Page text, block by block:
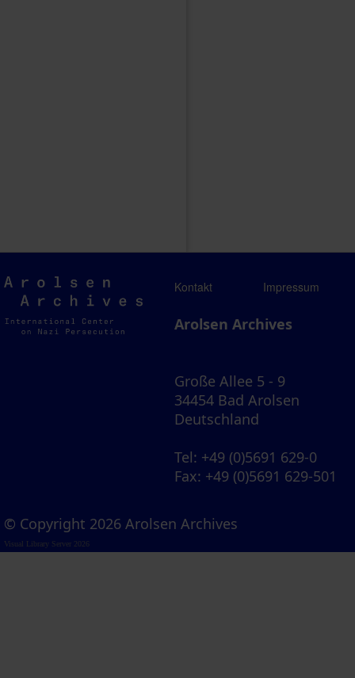
Arolsen
Archives
Kontakt Impressum
Arolsen Archives
Große Allee 5 - 9
34454 Bad Arolsen
Deutschland
Tel: +49 (0)5691 629-0
Fax: +49 (0)5691 629-501
© Copyright 2026 Arolsen Archives
Visual Library Server 2026